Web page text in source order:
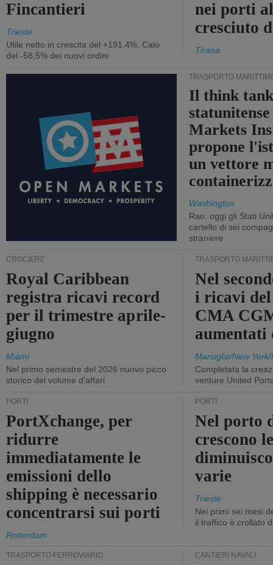
Fincantieri
Trieste
Utile netto in crescita del +191,4%. Calo
del -58,5% dei nuovi ordini
nei porti
cresciuto
Tirana
TRASPORTO
Il think
Markets
propone
un vettore
Washington
Rao: oggi gli Stati
cartello di sei
straniere
CROCIERE
Royal Caribbean
registra ricavi record
per il trimestre aprile-
giugno
Miami
Nel primo semestre del 2026 nuovo picco
storico del volume d'affari
TRASPORTO
Nel
i ricavi
CMA
aumentati
Marsiglia/New
Completata la
venture United
PORTI
PortXchange, per
ridurre
immediatamente le
emissioni dello
shipping è necessario
concentrarsi sui porti
Rotterdam
PORTI
Nel porto
crescono
varie
Trieste
Nei primi sei mesi
il traffico è crollato
TRASPORTO FERROVIARIO CANTIERI NAVALI